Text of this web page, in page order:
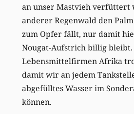
an unser Mastvieh verfüttert
anderer Regenwald den
zum Opfer fällt, nur damit
Nougat-Aufstrich billig bleibt.
Lebensmittelfirmen Afrika
damit wir an jedem
abgefülltes Wasser im
können.